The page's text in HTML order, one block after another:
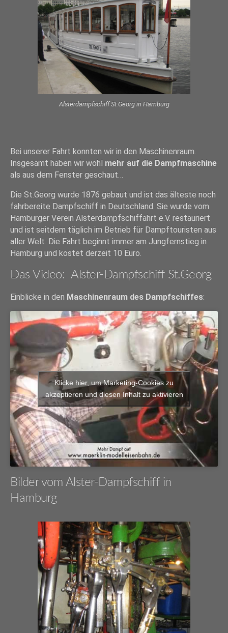
Alsterdampfschiff St.Georg in Hamburg
Bei unserer Fahrt konnten wir in den Maschinenraum.
Insgesamt haben wir wohl mehr auf die Dampfmaschine
als aus dem Fenster geschaut…
Die St.Georg wurde 1876 gebaut und ist das älteste noch
fahrbereite Dampfschiff in Deutschland. Sie wurde vom
Hamburger Verein Alsterdampfschiffahrt e.V. restauriert
und ist seitdem täglich im Betrieb für Dampftouristen aus
aller Welt. Die Fahrt beginnt immer am Jungfernstieg in
Hamburg und kostet derzeit 10 Euro.
Das Video: Alster-Dampfschiff St.Georg
Einblicke in den Maschinenraum des Dampfschiffes:
Klicke hier, um Marketing-Cookies zu
akzeptieren und diesen Inhalt zu aktivieren
Bilder vom Alster-Dampfschiff in
Hamburg